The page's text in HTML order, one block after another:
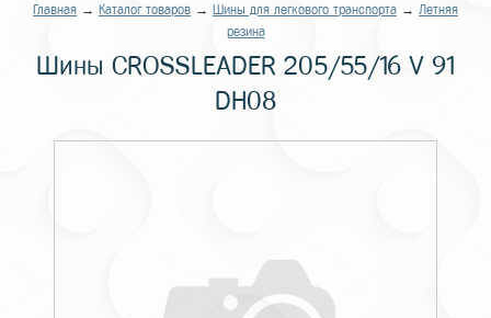
Главная → Каталог товаров → Шины для легкового транспорта → Летняя
резина
Шины CROSSLEADER 205/55/16 V 91
DH08